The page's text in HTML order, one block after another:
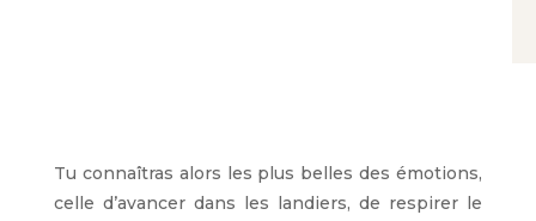
Tu connaîtras alors les plus belles des émotions,
celle d’avancer dans les landiers, de respirer le